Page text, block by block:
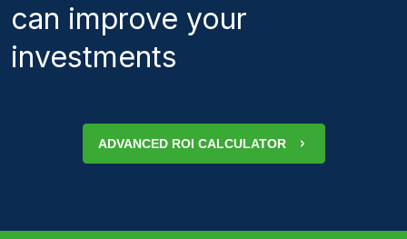
can improve your
investments
ADVANCED ROI CALCULATOR